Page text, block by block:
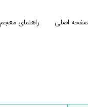
صفحه اصلی راهنمای معجم